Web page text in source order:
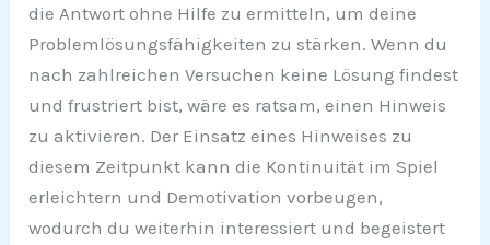
die Antwort ohne Hilfe zu ermitteln, um deine
Problemlösungsfähigkeiten zu stärken. Wenn du
nach zahlreichen Versuchen keine Lösung findest
und frustriert bist, wäre es ratsam, einen Hinweis
zu aktivieren. Der Einsatz eines Hinweises zu
diesem Zeitpunkt kann die Kontinuität im Spiel
erleichtern und Demotivation vorbeugen,
wodurch du weiterhin interessiert und begeistert